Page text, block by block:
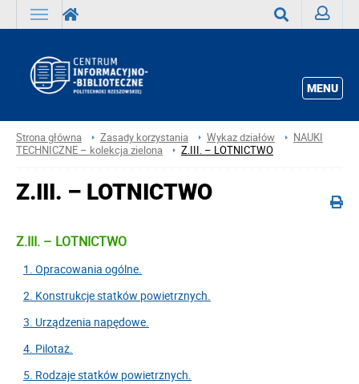
MENU
Strona główna Zasady korzystania Wykaz działów
NAUKI
TECHNICZNE – kolekcja zielona
Z.III. – LOTNICTWO
Z.III. – LOTNICTWO
Z.III. – LOTNICTWO
1. Opracowania ogólne.
2. Konstrukcje statków powietrznych.
3. Urządzenia napędowe.
4. Pilotaż.
5. Rodzaje statków powietrznych.